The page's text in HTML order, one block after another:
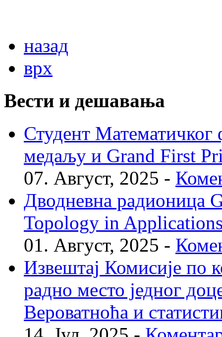
назад
врх
Вести и дешавања
Студент Математичког
медаљу и Grand First
07. Август, 2025 -
Дводневна радионица
Topology in
01. Август, 2025 -
Извештај Комисије по
радно место једног
Вероватноћа и